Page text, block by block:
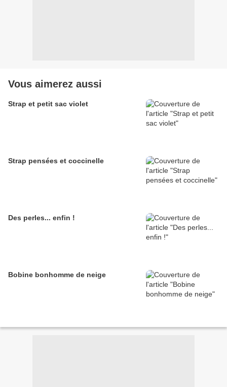
Vous aimerez aussi
Strap et petit sac violet
Strap pensées et coccinelle
Des perles... enfin !
Bobine bonhomme de neige